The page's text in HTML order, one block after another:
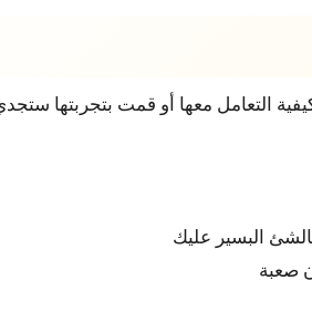
التعامل معها أو قمت بتجربتها
البسير عليك
صعبة